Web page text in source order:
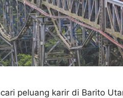
peluang karir di Barito